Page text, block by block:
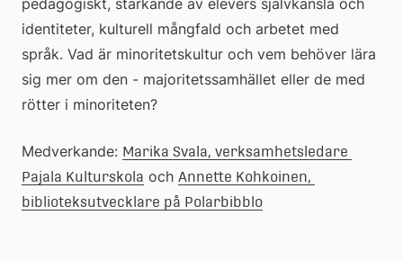
pedagogiskt, stärkande av elevers självkänsla och
identiteter, kulturell mångfald och arbetet med
språk. Vad är minoritetskultur och vem behöver lära
sig mer om den - majoritetssamhället eller de med
rötter i minoriteten?
Medverkande: Marika Svala, verksamhetsledare
Pajala Kulturskola och Annette Kohkoinen,
biblioteksutvecklare på Polarbibblo